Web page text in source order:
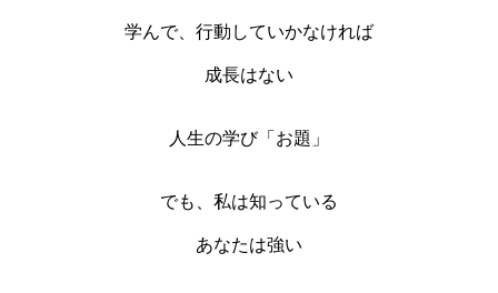
学んで、行動していかなければ
成長はない
人生の学び「お題」
でも、私は知っている
あなたは強い